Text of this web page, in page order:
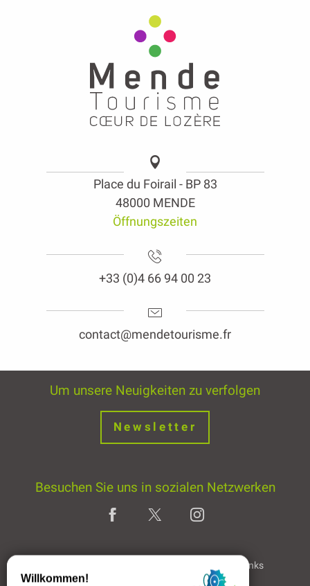
Place du Foirail - BP 83
48000 MENDE
Öffnungszeiten
+33 (0)4 66 94 00 23
contact@mendetourisme.fr
Um unsere Neuigkeiten zu verfolgen
Newsletter
Besuchen Sie uns in sozialen Netzwerken
Partner & Links